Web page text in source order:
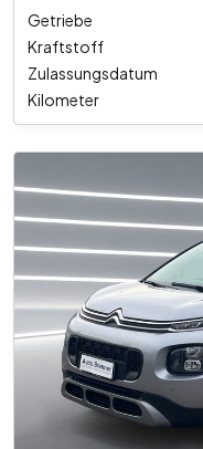
Getriebe
Kraftstoff
Zulassungsdatum
Kilometer